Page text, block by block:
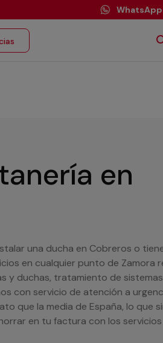
WhatsApp
en
una ducha en Cobreros o
en cualquier punto de Zamora
y duchas, tratamiento de
con servicio de atención a
que la media de España, lo que
en tu factura con los